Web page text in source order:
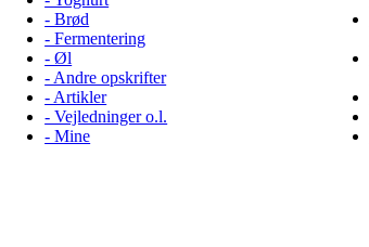
-Brød
-Fermentering
-Øl
- Andre opskrifter
- Artikler
-Vejledninger o.l.
-Mine